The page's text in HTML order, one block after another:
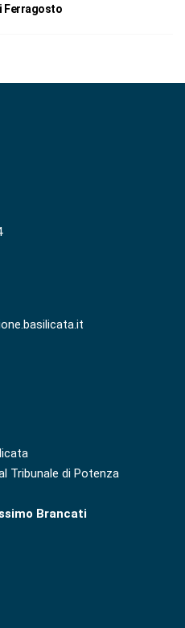
Ferragosto
Tribunale di Potenza
Brancati